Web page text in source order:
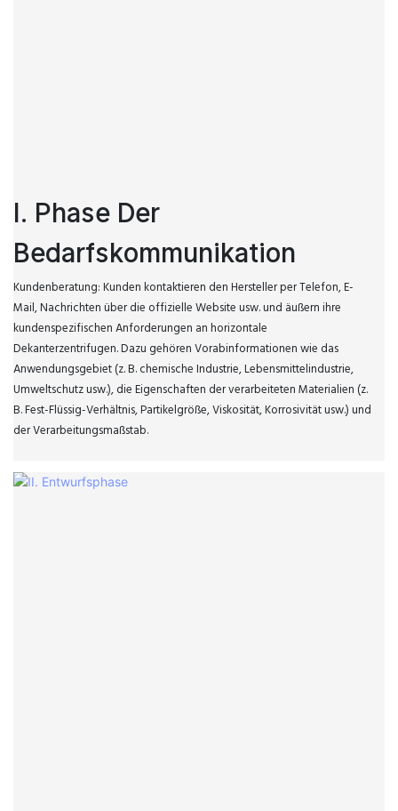
I. Phase Der
Bedarfskommunikation
Kundenberatung: Kunden kontaktieren den Hersteller per Telefon, E-
Mail, Nachrichten über die offizielle Website usw. und äußern ihre
kundenspezifischen Anforderungen an horizontale
Dekanterzentrifugen. Dazu gehören Vorabinformationen wie das
Anwendungsgebiet (z. B. chemische Industrie, Lebensmittelindustrie,
Umweltschutz usw.), die Eigenschaften der verarbeiteten Materialien (z.
B. Fest-Flüssig-Verhältnis, Partikelgröße, Viskosität, Korrosivität usw.) und
der Verarbeitungsmaßstab.